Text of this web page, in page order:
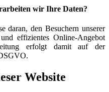
wir Ihre Daten?
daran, den Besuchern unserer
effizientes Online-Angebot
erfolgt damit auf der
Website